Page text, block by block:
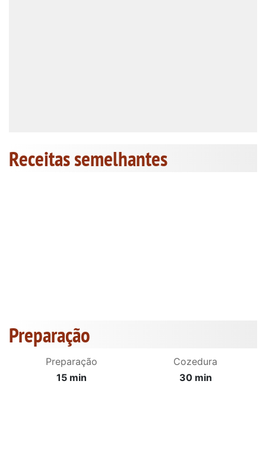
Receitas semelhantes
Preparação
Preparação
15 min
Cozedura
30 min